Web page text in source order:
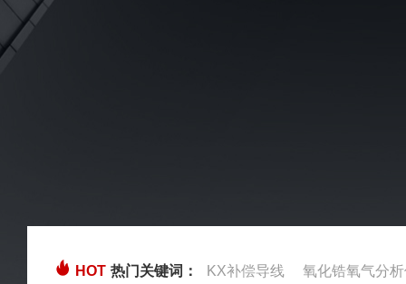
HOT 热门关键词： KX补偿导线 氧化锆氧气分